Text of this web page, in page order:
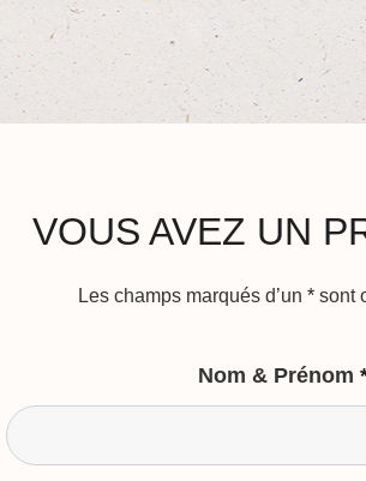
VOUS AVEZ UN
Les champs marqués d’un * sont
Nom & Prénom